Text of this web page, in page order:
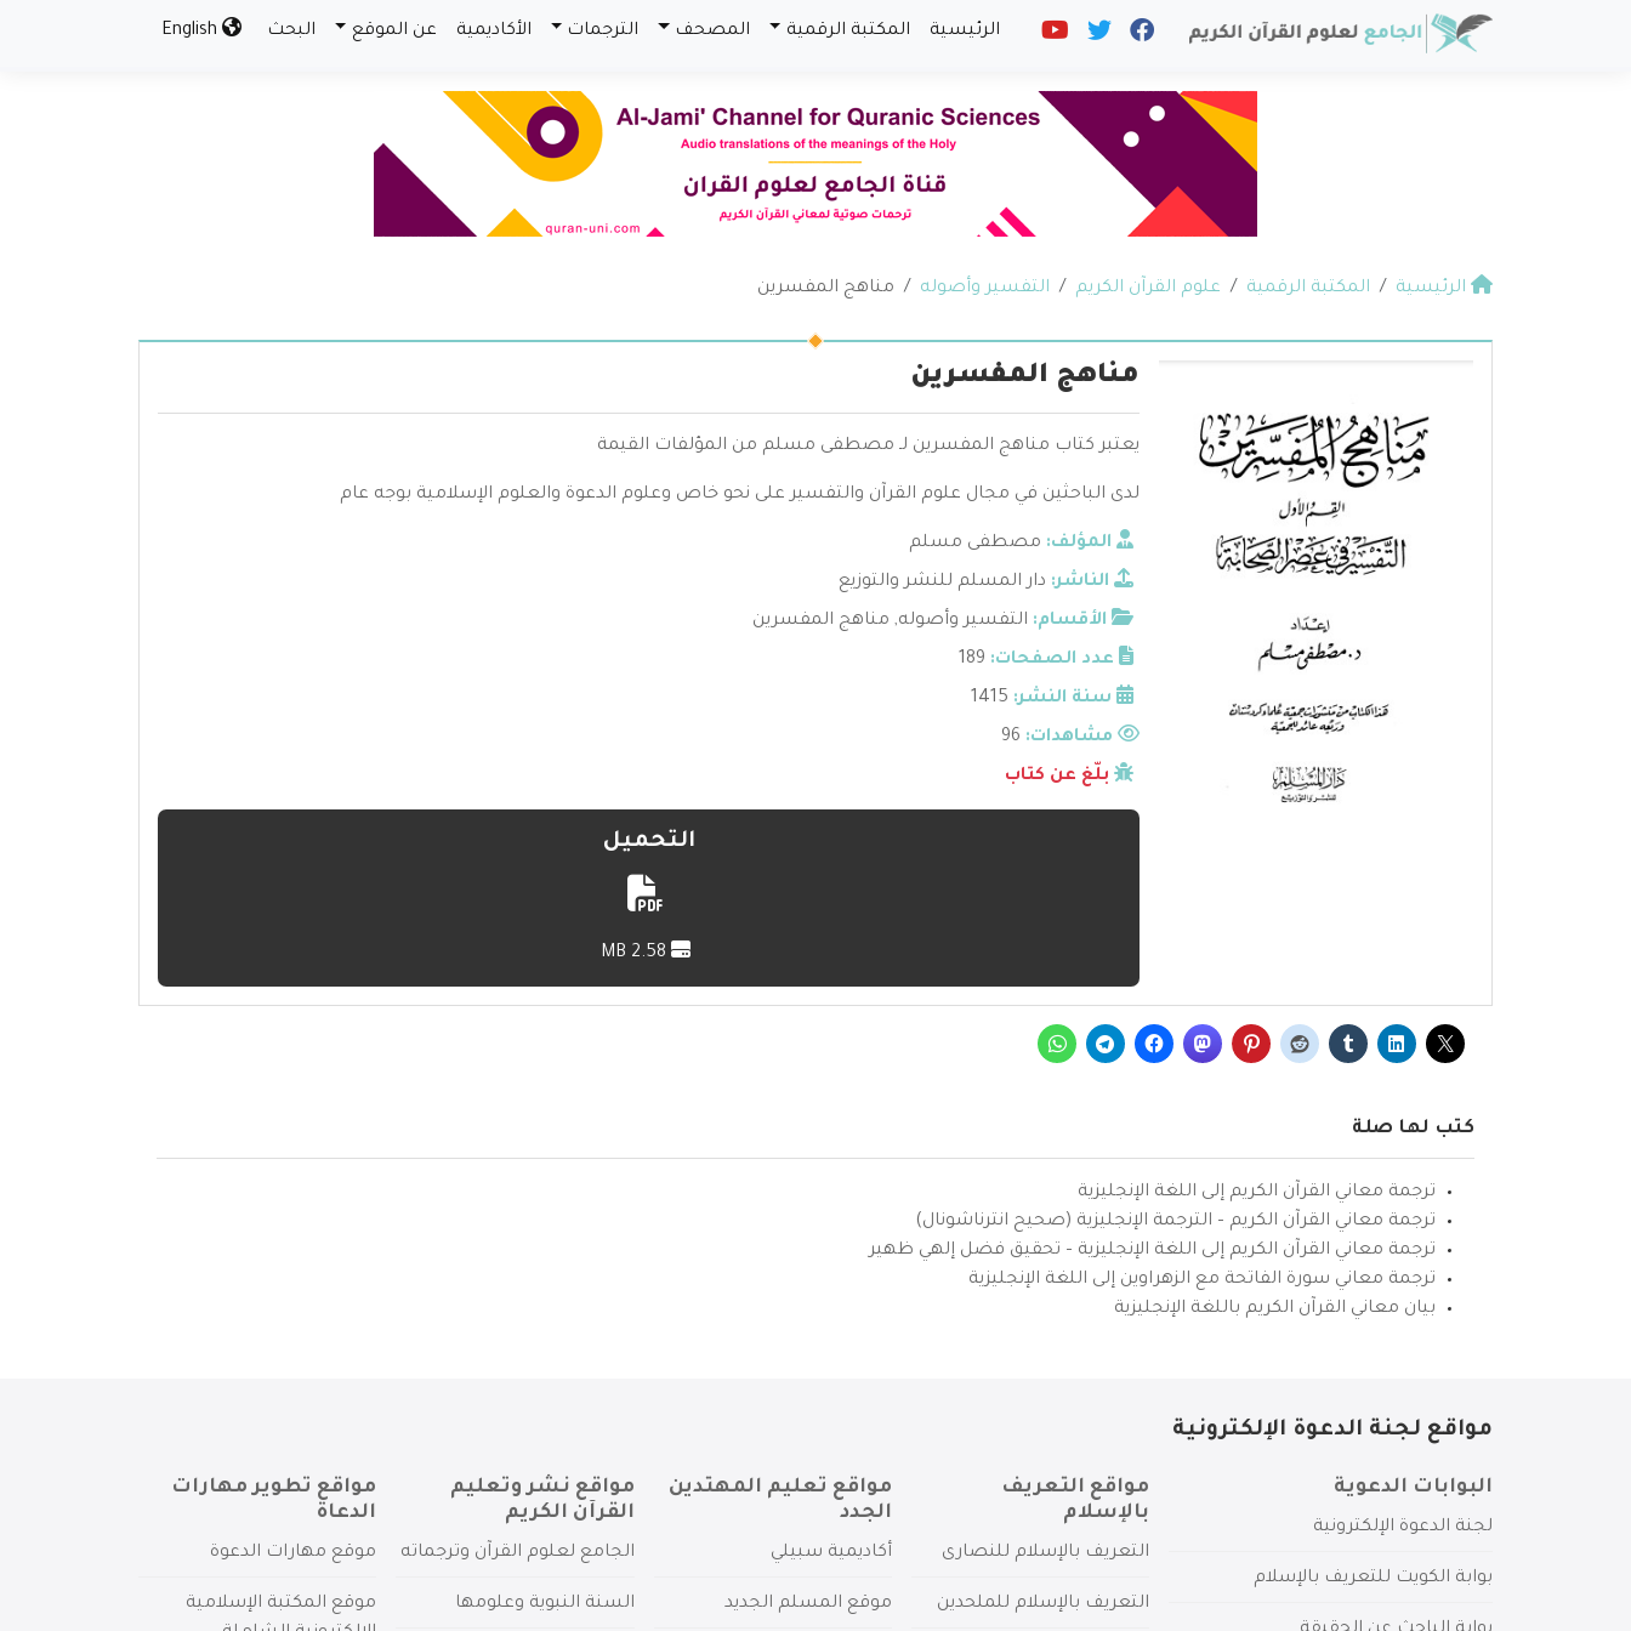
الرئيسية المكتبة الرقمية المصحف الترجمات الأكاديمية عن الموقع البحث
الرئيسية المكتبة الرقمية علوم القرآن الكريم التفسير وأصوله مناهج المفسرين
مناهج المفسرين
يعتبر كتاب مناهج المفسرين لـ مصطفى مسلم من المؤلفات القيمة
لدى الباحثين في مجال علوم القرآن والتفسير على نحو خاص وعلوم الدعوة والعلوم الإسلامية بوجه عام
المؤلف: مصطفى مسلم
الناشر: دار المسلم للنشر والتوزيع
الأقسام: التفسير وأصوله, مناهج المفسرين
عدد الصفحات: 189
سنة النشر: 1415
مشاهدات:
بلّغ عن كتاب
التحميل
كتب لها صلة
ترجمة معاني القرآن الكريم إلى اللغة الإنجليزية
ترجمة معاني القرآن الكريم – الترجمة الإنجليزية (صحيح انترناشونال)
ترجمة معاني القرآن الكريم إلى اللغة الإنجليزية – تحقيق فضل إلهي ظهير
ترجمة معاني سورة الفاتحة مع الزهراوين إلى اللغة الإنجليزية
بيان معاني القرآن الكريم باللغة الإنجليزية
مواقع لجنة الدعوة الإلكترونية
البوابات الدعوية
لجنة الدعوة الإلكترونية
بوابة الكويت للتعريف بالإسلام
مواقع التعريف
بالإسلام
التعريف بالإسلام للنصارى
التعريف بالإسلام للملحدين
مواقع تعليم المهتدين
الجدد
أكاديمية سبيلي
موقع المسلم الجديد
مواقع نشر وتعليم
القرآن الكريم
الجامع لعلوم القرآن وترجماته
السنة النبوية وعلومها
مواقع تطوير مهارات
الدعاة
موقع مهارات الدعوة
موقع المكتبة الإسلامية